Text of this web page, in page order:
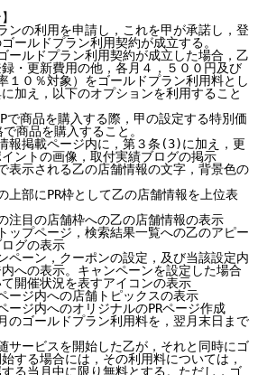
ンの利用を申請し，これを甲が承諾し，登
ールドプラン利用契約が成立する。
ールドプラン利用契約が成立した場合，乙
・更新費用の他，各月４，５００円及び
１０％対象）をゴールドプラン利用料とし
加え，以下のオプションを利用すること
商品を購入すること。
ントの画像，取付実績ブログの掲示
グの表示
への表示。キャンペーンを設定した場合
開催状況を表すアイコンの表示
のゴールドプラン利用料を，翌月末日まで
サービスを開始した乙が，それと同時にゴ
する場合には，その利用料については，
る当月中に限り無料とする。ただし，ゴ